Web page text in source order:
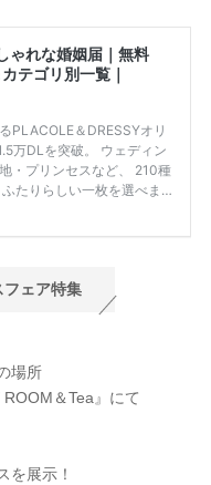
フェア特集
場所
ROOM＆Tea』にて
を展示！